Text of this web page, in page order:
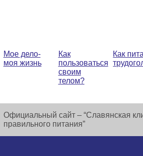
Мое дело-
моя жизнь
Как
пользоваться
своим
телом?
Как
Официальный сайт – “Славянская
правильного питания”